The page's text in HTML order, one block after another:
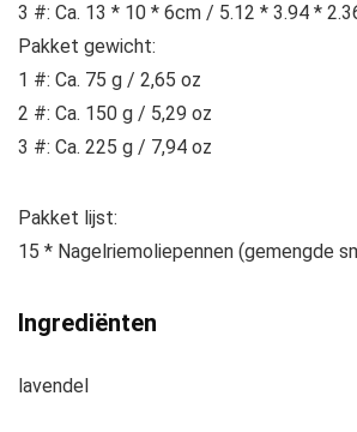
3 #: Ca. 13 * 10 * 6cm / 5.12 * 3.94 *
Pakket gewicht:
1 #: Ca. 75 g / 2,65 oz
2 #: Ca. 150 g / 5,29 oz
3 #: Ca. 225 g / 7,94 oz
Pakket lijst:
15 * Nagelriemoliepennen (gemengde
Ingrediënten
lavendel